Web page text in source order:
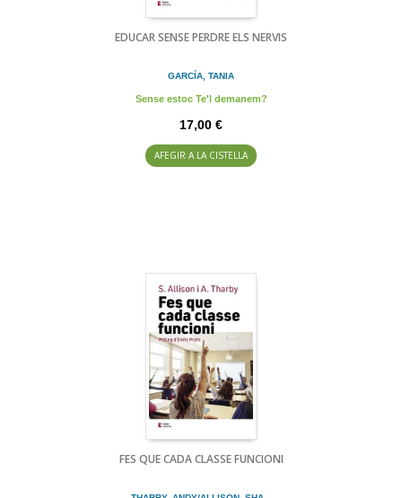
EDUCAR SENSE PERDRE ELS NERVIS
GARCÍA, TANIA
Sense estoc Te'l demanem?
17,00 €
AFEGIR A LA CISTELLA
FES QUE CADA CLASSE FUNCIONI